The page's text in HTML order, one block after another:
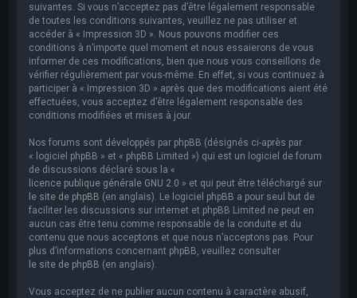
suivantes. Si vous n’acceptez pas d’être légalement responsable
de toutes les conditions suivantes, veuillez ne pas utiliser et
accéder à « Impression 3D ». Nous pouvons modifier ces
conditions à n’importe quel moment et nous essaierons de vous
informer de ces modifications, bien que nous vous conseillons de
vérifier régulièrement par vous-même. En effet, si vous continuez à
participer à « Impression 3D » après que des modifications aient été
effectuées, vous acceptez d’être légalement responsable des
conditions modifiées et mises à jour.
Nos forums sont développés par phpBB (désignés ci-après par
« logiciel phpBB » et « phpBB Limited ») qui est un logiciel de forum
de discussions déclaré sous la «
licence publique générale GNU 2.0 » et qui peut être téléchargé sur
le site de phpBB (en anglais). Le logiciel phpBB a pour seul but de
faciliter les discussions sur internet et phpBB Limited ne peut en
aucun cas être tenu comme responsable de la conduite et du
contenu que nous acceptons et que nous n’acceptons pas. Pour
plus d’informations concernant phpBB, veuillez consulter
le site de phpBB (en anglais).
Vous acceptez de ne publier aucun contenu à caractère abusif,